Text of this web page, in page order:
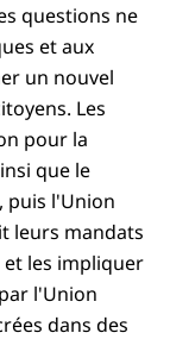
questions ne
et aux
un nouvel
Les
pour la
que le
puis l'Union
leurs mandats
les impliquer
l'Union
dans des